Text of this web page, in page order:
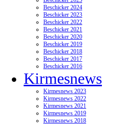
Beschicker 2024
Beschicker 2023
Beschicker 2022
Beschicker 2021
Beschicker 2020
Beschicker 2019
Beschicker 2018
Beschicker 2017
Beschicker 2016
Kirmesnews
Kirmesnews 2023
Kirmesnews 2022
Kirmesnews 2021
Kirmesnews 2019
Kirmesnews 2018